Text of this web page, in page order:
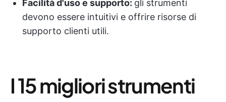
Facilità d'uso e supporto: gli strumenti
devono essere intuitivi e offrire risorse di
supporto clienti utili.
I 15 migliori strumenti